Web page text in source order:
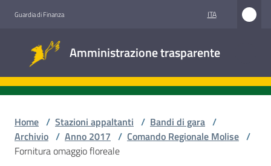
Guardia di Finanza ITA
Amministrazione trasparente
trasparente
Home / Stazioni appaltanti / Bandi di gara /
Archivio / Anno 2017 / Comando Regionale Molise /
Fornitura omaggio floreale